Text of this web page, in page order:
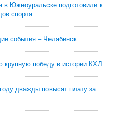
в Южноуральске подготовили к
спорта
события – Челябинск
крупную победу в истории КХЛ
дважды повысят плату за